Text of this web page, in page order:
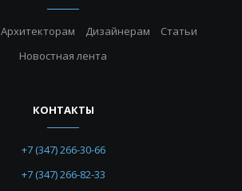
Архитекторам Дизайнерам
Статьи
Новостная лента
КОНТАКТЫ
+7 (347) 266-30-66
+7 (347) 266-82-33